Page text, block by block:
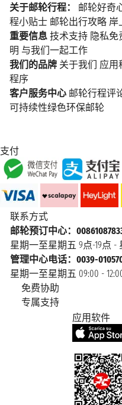
关于邮轮行程：
邮轮好奇
程小贴士 邮轮出行攻略 岸
重要信息 技术支持 隐私免
明 与我们一起工作
我们的品牌 关于我们 应用
程序
客户服务中心 邮轮行程评
可持续性绿色环保邮轮
支付
联系方式
邮轮预订中心：
星期一至星期五 9点-19点 -
管理中心电话：0039-
星期一至星期五 09:00 -
免费协助
专属支持
应用软件